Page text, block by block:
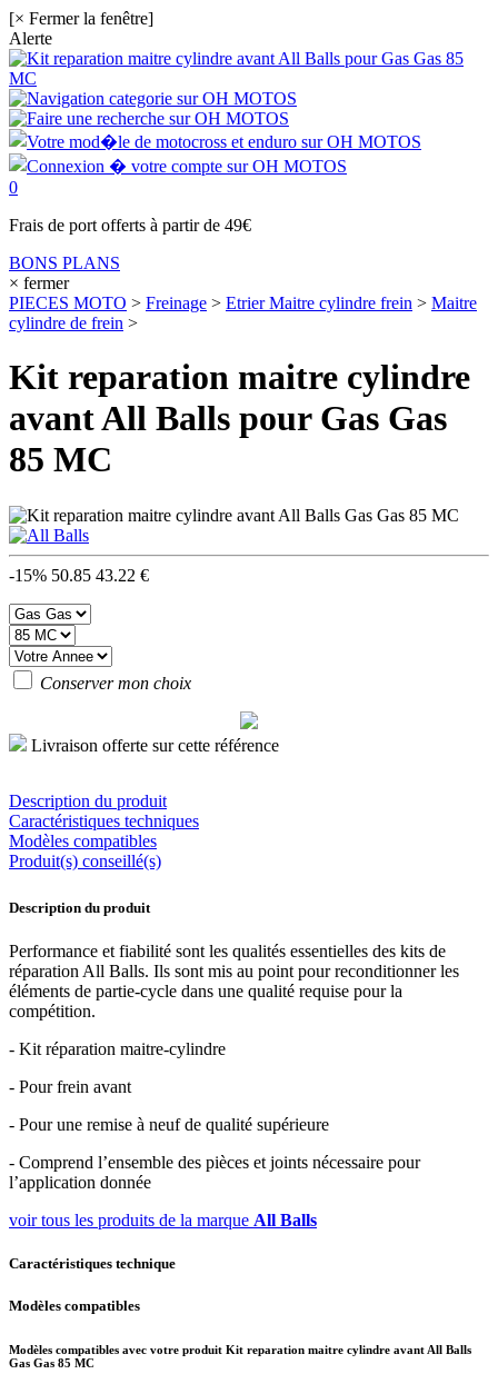
[× Fermer la fenêtre]
Alerte
0
Frais de port offerts à partir de 49€
BONS PLANS
× fermer
PIECES MOTO > Freinage > Etrier Maitre cylindre frein > Maitre
cylindre de frein >
Kit reparation maitre cylindre
avant All Balls pour Gas Gas
85 MC
-15% 50.85 43.22 €
Conserver mon choix
Livraison offerte sur cette référence
Description du produit
Caractéristiques techniques
Modèles compatibles
Produit(s) conseillé(s)
Description du produit
Performance et fiabilité sont les qualités essentielles des kits de
réparation All Balls. Ils sont mis au point pour reconditionner les
éléments de partie-cycle dans une qualité requise pour la
compétition.
- Kit réparation maitre-cylindre
- Pour frein avant
- Pour une remise à neuf de qualité supérieure
- Comprend l’ensemble des pièces et joints nécessaire pour
l’application donnée
voir tous les produits de la marque All Balls
Caractéristiques technique
Modèles compatibles
Modèles compatibles avec votre produit Kit reparation maitre cylindre avant All Balls
Gas Gas 85 MC